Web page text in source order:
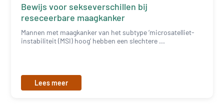
Bewijs voor sekseverschillen bij
reseceerbare maagkanker
Mannen met maagkanker van het subtype ‘microsatelliet-
instabiliteit (MSI) hoog’ hebben een slechtere ...
Lees meer